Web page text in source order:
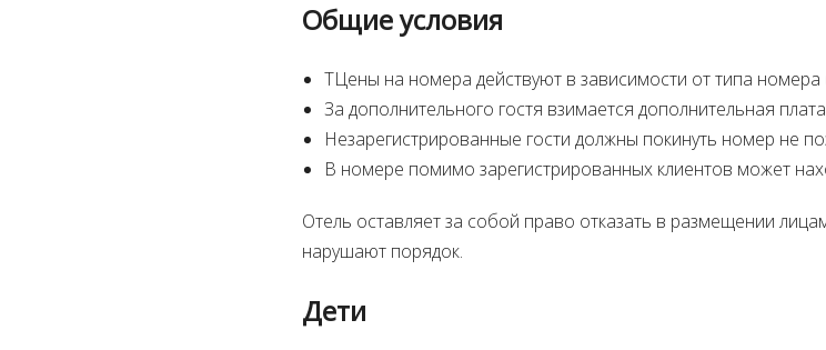
Общие условия
TЦены на номера действуют в зависимости от типа номера
За дополнительного гостя взимается дополнительная
Незарегистрированные гости должны покинуть номер не
В номере помимо зарегистрированных клиентов может
Отель оставляет за собой право отказать в размещении
нарушают порядок.
Дети